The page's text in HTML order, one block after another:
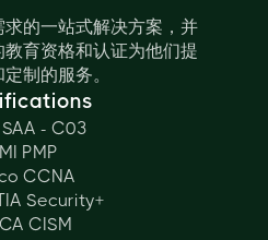
的一站式解决方案，并
育资格和认证为他们提
制的服务。
- C03
PMP
CCNA
Security+
CISM